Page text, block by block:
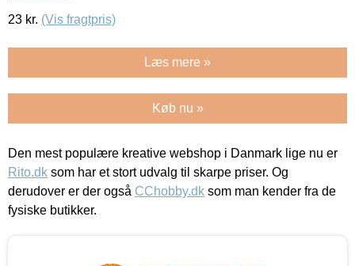
23 kr. (Vis fragtpris)
Læs mere »
Køb nu »
Den mest populære kreative webshop i Danmark lige nu er
Rito.dk som har et stort udvalg til skarpe priser. Og
derudover er der også CChobby.dk som man kender fra de
fysiske butikker.